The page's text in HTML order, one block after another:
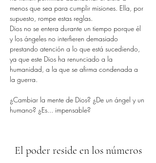
menos que sea para cumplir misiones. Ella, por
supuesto, rompe estas reglas.
Dios no se entera durante un tiempo porque él
y los ángeles no interfieren demasiado
prestando atención a lo que está sucediendo,
ya que este Dios ha renunciado a la
humanidad, a la que se afirma condenada a
la guerra.
¿Cambiar la mente de Dios? ¿De un ángel y un
humano? ¿Es... impensable?
El poder reside en los números